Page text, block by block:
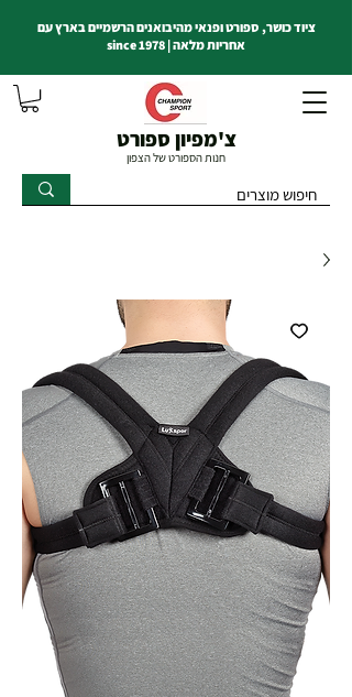
צ'מפיון ספורט
חנות הספורט של הצפון
ציוד כושר, ספורט ופנאי מהיבואנים הרשמיים בארץ עם
אחריות מלאה | since 1978